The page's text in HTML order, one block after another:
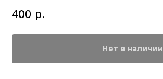
400 р.
Нет в наличии